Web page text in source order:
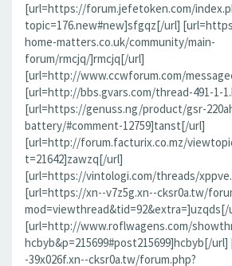
[url=https://forum.jefetoken.com/
topic=176.new#new]sfgqz[/url]
home-matters.co.uk/community/main-
forum/rmcjq/]rmcjq[/url]
[url=http://www.ccwforum.com/
[url=http://bbs.gvars.com/thread-491-1-
[url=https://genuss.ng/product/gsr-
battery/#comment-12759]tanst[/url]
[url=http://forum.facturix.co.mz/
t=21642]zawzq[/url]
[url=https://vintologi.com/threads/
[url=https://xn--v7z5g.xn--cksr0a.tw/
mod=viewthread&tid=92&extra=]uzqds[/
[url=http://www.roflwagens.com/
hcbyb&p=215699#post215699]hcbyb[/
-39x026f.xn--cksr0a.tw/forum.php?